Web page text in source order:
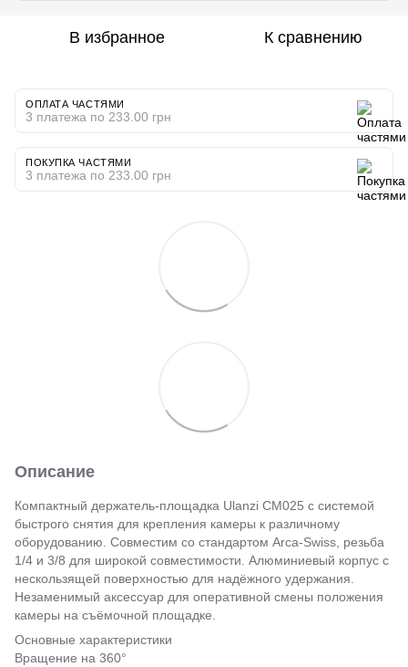
В избранное К сравнению
ОПЛАТА ЧАСТЯМИ
3 платежа по 233.00 грн
ПОКУПКА ЧАСТЯМИ
3 платежа по 233.00 грн
Описание
Компактный держатель-площадка Ulanzi CM025 с системой
быстрого снятия для крепления камеры к различному
оборудованию. Совместим со стандартом Arca-Swiss, резьба
1/4 и 3/8 для широкой совместимости. Алюминиевый корпус с
нескользящей поверхностью для надёжного удержания.
Незаменимый аксессуар для оперативной смены положения
камеры на съёмочной площадке.
Основные характеристики
Вращение на 360°